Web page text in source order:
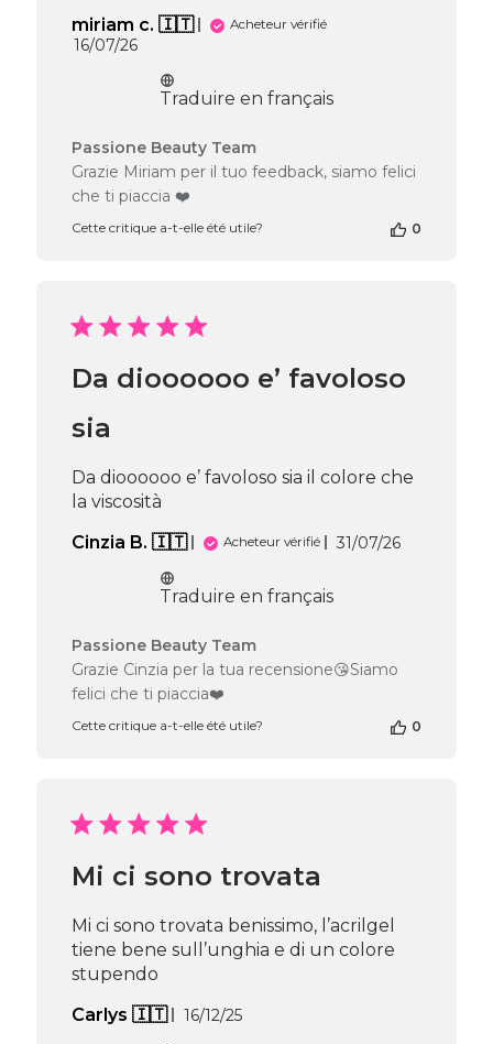
miriam c. 🇮🇹
Acheteur vérifié
Date
publication
16/07/26
Traduire en français
Commentaires
du
propriétaire
la
Team
2026
Passione Beauty Team
Grazie Miriam per il tuo feedback, siamo felici
che ti piaccia ❤️
Cette critique a-t-elle été utile? 0
Da dioooooo e’ favoloso
sia
Da dioooooo e’ favoloso sia il colore che
la viscosità
Cinzia B. 🇮🇹
Acheteur vérifié
Date
31/07/26
Traduire en français
Commentaires
du
la
Team
Fri
Jul
31
Passione Beauty Team
Grazie Cinzia per la tua recensione😘Siamo
felici che ti piaccia❤️
Cette critique a-t-elle été utile? 0
Mi ci sono trovata
Mi ci sono trovata benissimo, l’acrilgel
tiene bene sull’unghia e di un colore
stupendo
Carlys 🇮🇹
Date
16/12/25